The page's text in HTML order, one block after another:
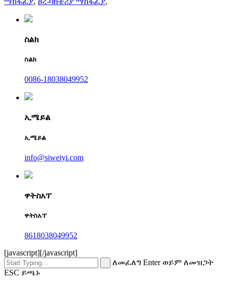
ስልክ
ስልክ
0086-18038049952
ኢሜይል
ኢሜይል
info@siweiyi.com
ዋትስአፕ
ዋትስአፕ
8618038049952
[javascript][/javascript]
ለመፈለግ Enter ወይም ለመዝጋት
ESC ይጫኑ